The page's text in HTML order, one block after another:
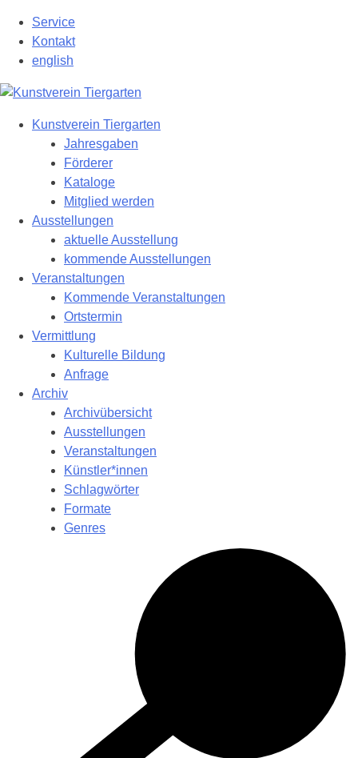
Hauptinhalt
springen
Service
Kontakt
english
Kunstverein Tiergarten
Jahresgaben
Förderer
Kataloge
Mitglied werden
Ausstellungen
aktuelle Ausstellung
kommende Ausstellungen
Veranstaltungen
Kommende Veranstaltungen
Ortstermin
Vermittlung
Kulturelle Bildung
Anfrage
Archiv
Archivübersicht
Ausstellungen
Veranstaltungen
Künstler*innen
Schlagwörter
Formate
Genres